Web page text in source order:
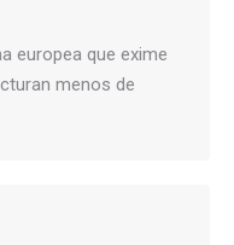
europea que exime
menos de